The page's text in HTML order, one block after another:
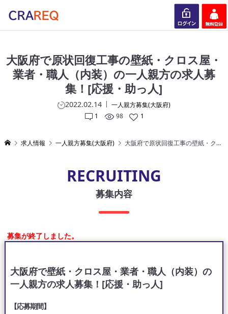
大阪府で原状回復工事の壁紙・クロス屋・
業者・職人（内装）の一人親方の求人募
集！[応援・助っ人]
2022.02.14
一人親方募集(大阪府)
1
98 1
求人情報 一人親方募集(大阪府) 大阪府で原状回復工事の壁紙・クロス屋・業者・職人（内装）の一人親方の求人募集！[応援・助っ人]
RECRUITING
募集内容
募集が終了しました。
大阪府で壁紙・クロス屋・業者・職人（内装）の
一人親方の求人募集！[応援・助っ人]
【応募期間】